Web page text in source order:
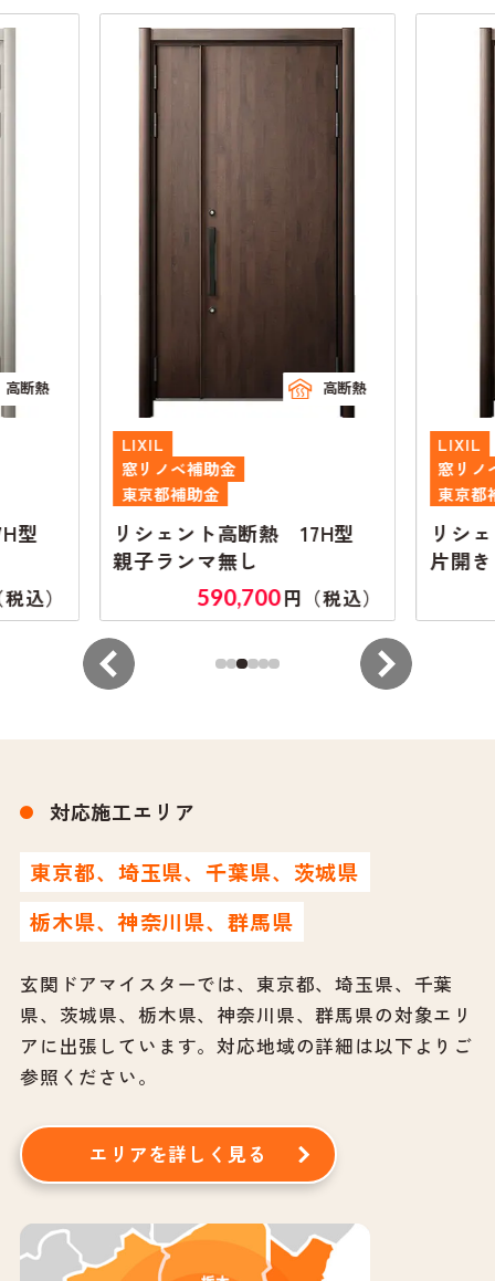
高断熱
型
込）
高断熱
LIXIL
窓リノベ補助金
東京都補助金
リシェント高断熱 17H型
親子ランマ無し
590,700円（税込）
LIXIL
窓リノ
東京都
リシ
片開
対応施工エリア
東京都、埼玉県、千葉県、茨城県
栃木県、神奈川県、群馬県
玄関ドアマイスターでは、東京都、埼玉県、千葉
県、茨城県、栃木県、神奈川県、群馬県の対象エリ
アに出張しています。 対応地域の詳細は以下よりご
参照ください。
エリアを詳しく見る